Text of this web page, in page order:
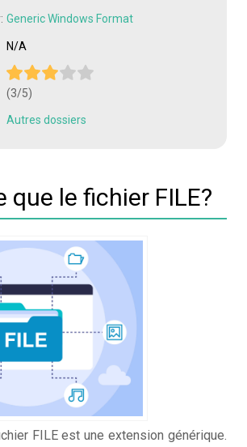
Generic Windows Format
N/A
(3/5)
Autres dossiers
que le fichier FILE?
FILE est une extension générique.